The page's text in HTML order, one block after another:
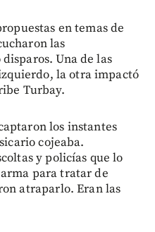
en temas de
las
Una de las
la otra impactó
Turbay.
los instantes
cojeaba.
y policías que lo
para tratar de
atraparlo. Eran las